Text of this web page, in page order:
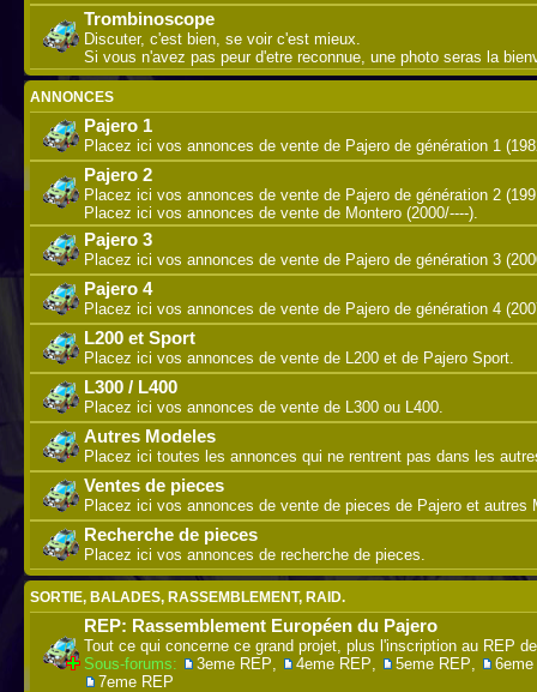
Trombinoscope
Discuter, c'est bien, se voir c'est mieux.
Si vous n'avez pas peur d'etre reconnue, une photo seras la
ANNONCES
Pajero 1
Placez ici vos annonces de vente de Pajero de génération 1
Pajero 2
Placez ici vos annonces de vente de Pajero de génération 2
Placez ici vos annonces de vente de Montero (2000/----).
Pajero 3
Placez ici vos annonces de vente de Pajero de génération 3
Pajero 4
Placez ici vos annonces de vente de Pajero de génération 4
L200 et Sport
Placez ici vos annonces de vente de L200 et de Pajero Sport.
L300 / L400
Placez ici vos annonces de vente de L300 ou L400.
Autres Modeles
Placez ici toutes les annonces qui ne rentrent pas dans les
Ventes de pieces
Placez ici vos annonces de vente de pieces de Pajero et autres
Recherche de pieces
Placez ici vos annonces de recherche de pieces.
SORTIE, BALADES, RASSEMBLEMENT, RAID.
REP: Rassemblement Européen du Pajero
Tout ce qui concerne ce grand projet, plus l'inscription au REP
Sous-forums:
3eme REP, 4eme REP, 5eme REP,
7eme REP